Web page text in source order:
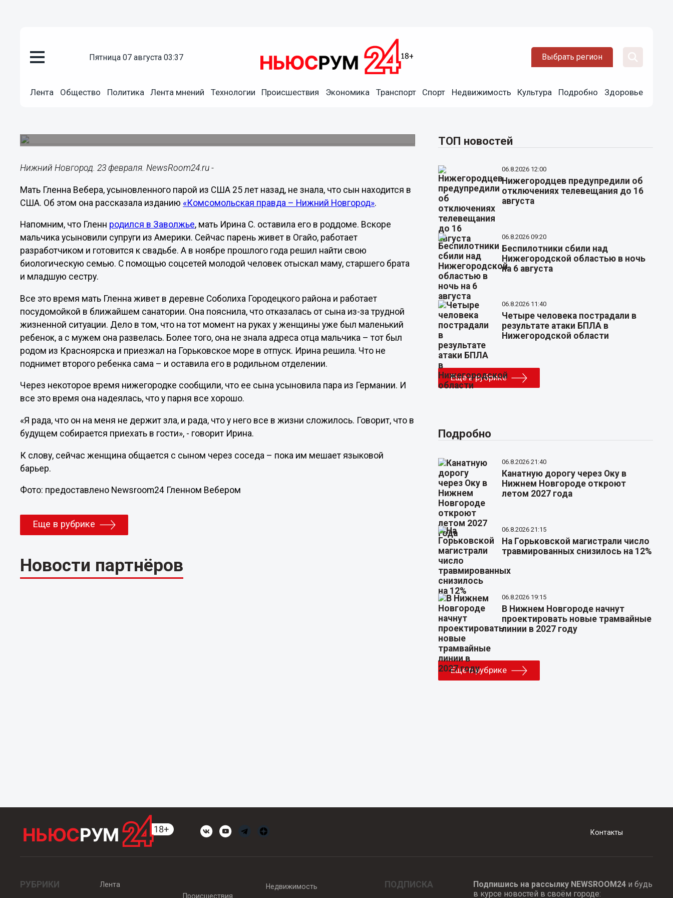
пятница 07 августа 03:37 Выбрать регион
Лента Общество Политика Лента мнений Технологии Происшествия Экономика Транспорт Спорт Недвижимость Культура Подробно Здоровье
Мать усыновленного нижегородца не знала, что его увезли
Нижний Новгород. 23 февраля. NewsRoom24.ru -
Мать Гленна Вебера, усыновленного парой из США 25 лет назад, не знала, что сын находится в
США. Об этом она рассказала изданию «Комсомольская правда – Нижний Новгород».
Напомним, что Гленн родился в Заволжье, мать Ирина С. оставила его в роддоме. Вскоре
мальчика усыновили супруги из Америки. Сейчас парень живет в Огайо, работает
разработчиком и готовится к свадьбе. А в ноябре прошлого года решил найти свою
биологическую семью. С помощью соцсетей молодой человек отыскал маму, старшего брата
и младшую сестру.
Все это время мать Гленна живет в деревне Соболиха Городецкого района и работает
посудомойкой в ближайшем санатории. Она пояснила, что отказалась от сына из-за трудной
жизненной ситуации. Дело в том, что на тот момент на руках у женщины уже был маленький
ребенок, а с мужем она развелась. Более того, она не знала адреса отца мальчика – тот был
родом из Красноярска и приезжал на Горьковское море в отпуск. Ирина решила. Что не
поднимет второго ребенка сама – и оставила его в родильном отделении.
Через некоторое время нижегородке сообщили, что ее сына усыновила пара из Германии. И
все это время она надеялась, что у парня все хорошо.
«Я рада, что он на меня не держит зла, и рада, что у него все в жизни сложилось. Говорит, что в
будущем собирается приехать в гости», - говорит Ирина.
К слову, сейчас женщина общается с сыном через соседа – пока им мешает языковой
барьер.
Фото: предоставлено Newsroom24 Гленном Вебером
Еще в рубрике
Новости партнёров
ТОП новостей
06.8.2026 12:00
Нижегородцев предупредили об
отключениях телевещания до 16
августа
06.8.2026 09:20
Беспилотники сбили над
Нижегородской областью в ночь
на 6 августа
06.8.2026 11:40
Четыре человека пострадали в
результате атаки БПЛА в
Нижегородской области
Еще в рубрике
Подробно
06.8.2026 21:40
Канатную дорогу через Оку в
Нижнем Новгороде откроют
летом 2027 года
06.8.2026 21:15
На Горьковской магистрали число
травмированных снизилось на 12%
06.8.2026 19:15
В Нижнем Новгороде начнут
проектировать новые трамвайные
линии в 2027 году
Еще в рубрике
Контакты
РУБРИКИ
Лента
Происшествия
Недвижимость ПОДПИСКА Подпишись на рассылку NEWSROOM24и будь
в курсе новостей в своём городе: